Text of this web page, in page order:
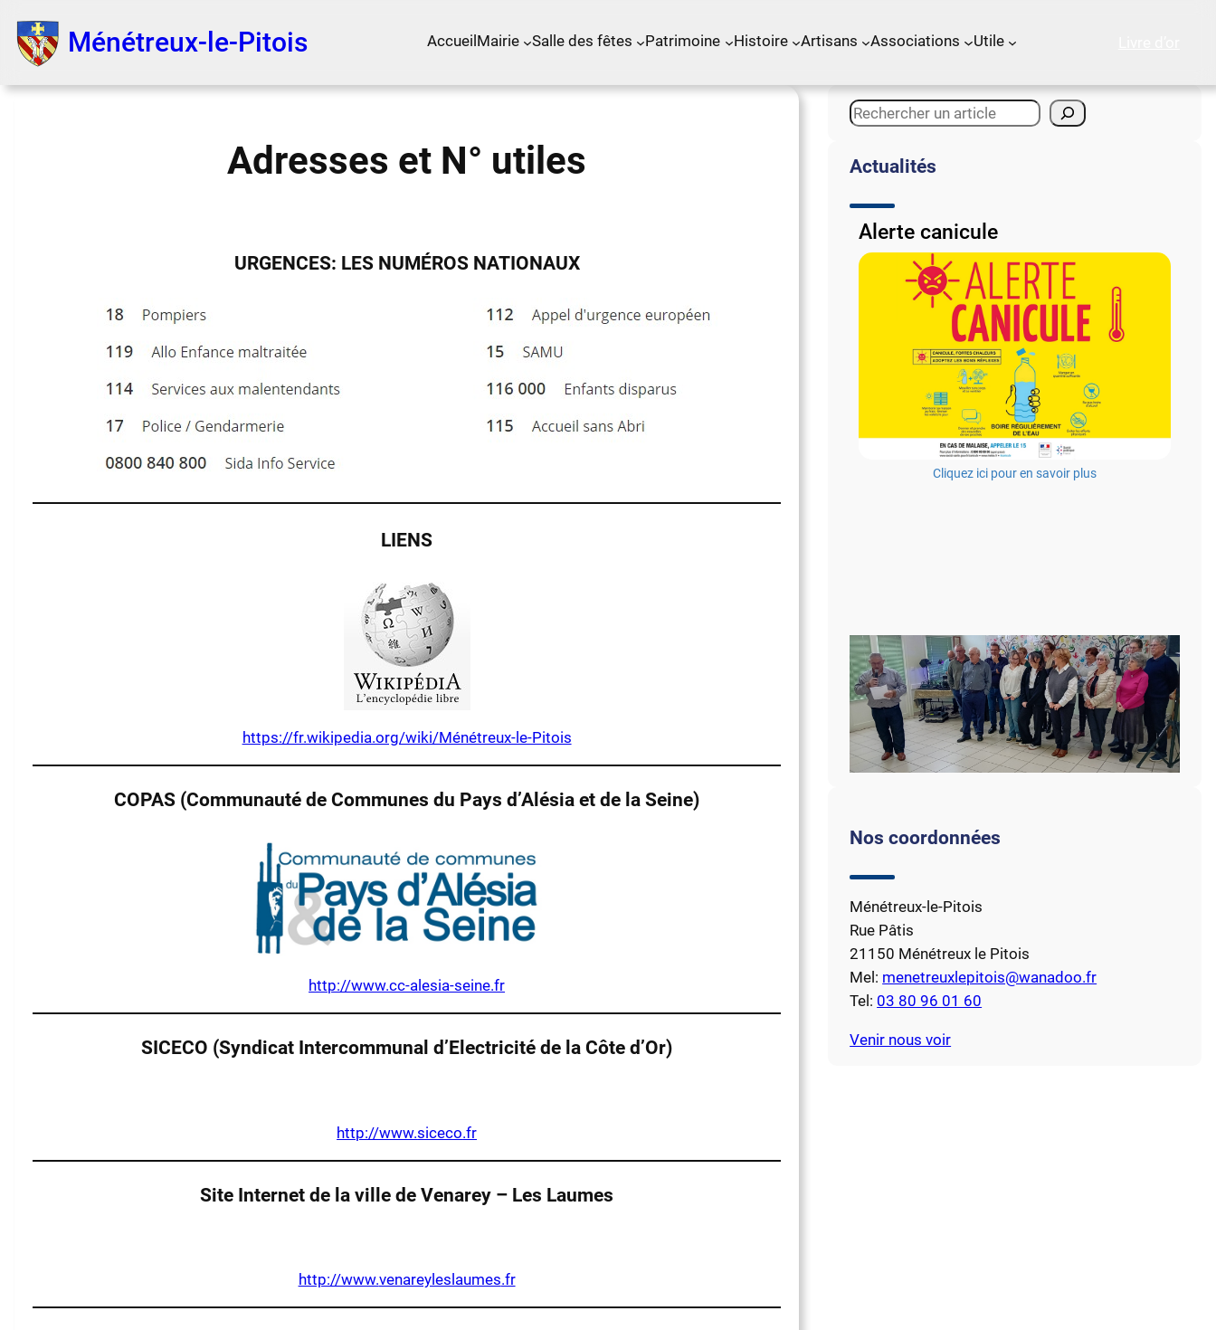
contenu
Ménétreux-le-Pitois Accueil Mairie Salle des fêtes Patrimoine Histoire Artisans Associations Utile
Adresses et N° utiles
URGENCES: LES NUMÉROS NATIONAUX
LIENS
https://fr.wikipedia.org/wiki/Ménétreux-le-Pitois
COPAS (Communauté de Communes du Pays d’Alésia et de la Seine)
http://www.cc-alesia-seine.fr
SICECO (Syndicat Intercommunal d’Electricité de la Côte d’Or)
http://www.siceco.fr
Site Internet de la ville de Venarey – Les Laumes
http://www.venareyleslaumes.fr
S
a
c
Actualités
Alerte canicule
Cliquez ici pour en savoir plus
Nos coordonnées
Ménétreux-le-Pitois
Rue Pâtis
21150 Ménétreux le Pitois
Mel: menetreuxlepitois@wanadoo.fr
Tel: 03 80 96 01 60
Venir nous voir